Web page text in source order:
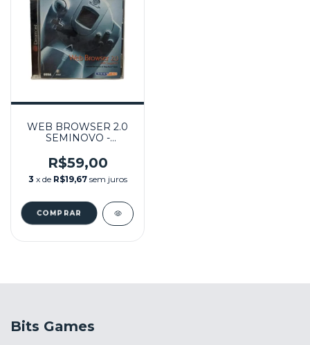
WEB BROWSER 2.0
SEMINOVO -
R$59,00
3 x de R$19,67 sem juros
Bits Games